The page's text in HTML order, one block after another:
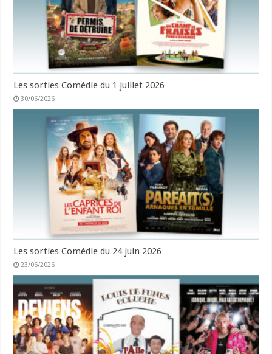
Les sorties Comédie du 1 juillet 2026
30/06/2026
Les sorties Comédie du 24 juin 2026
23/06/2026